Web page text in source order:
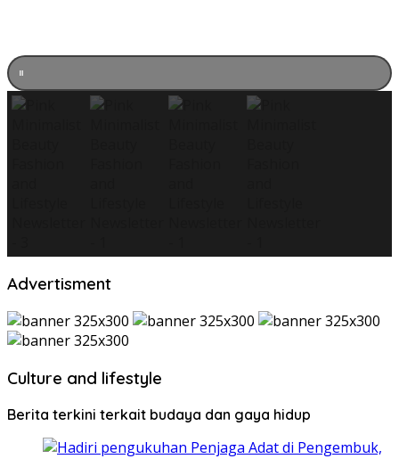
Advertisment
Culture and lifestyle
Berita terkini terkait budaya dan gaya hidup